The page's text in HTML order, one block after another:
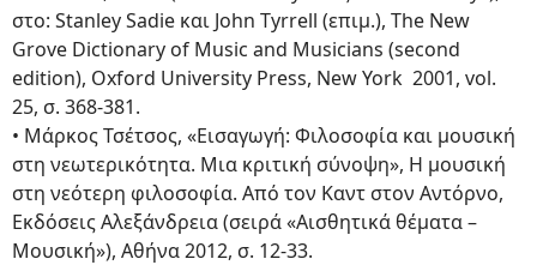
στο: Stanley Sadie και John Tyrrell (επιμ.), The New
Grove Dictionary of Music and Musicians (second
edition), Oxford University Press, New York 2001, vol.
25, σ. 368-381.
• Μάρκος Τσέτσος, «Εισαγωγή: Φιλοσοφία και μουσική
στη νεωτερικότητα. Μια κριτική σύνοψη», Η μουσική
στη νεότερη φιλοσοφία. Από τον Καντ στον Αντόρνο,
Εκδόσεις Αλεξάνδρεια (σειρά «Αισθητικά θέματα –
Μουσική»), Αθήνα 2012, σ. 12-33.